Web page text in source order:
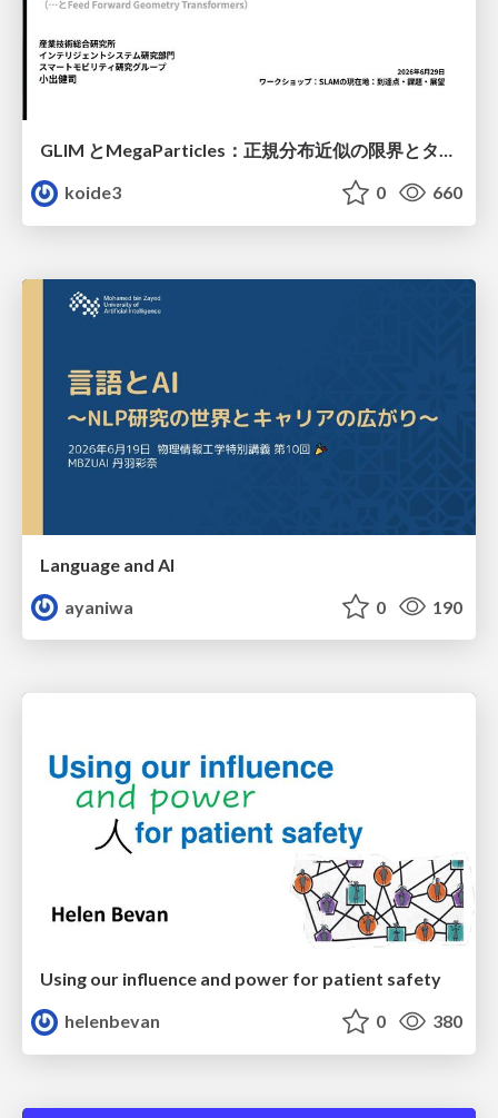
GLIM とMegaParticles：正規分布近似の限界とタイトカップリング＆パーティクルフィルタの進展 / GLIM and MegaParticles : Progress of the distribution representation in SLAM
koide3
0 660
Language and AI
ayaniwa
0 190
Using our influence and power for patient safety
helenbevan
0 380